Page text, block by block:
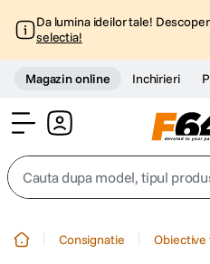
Da lumina ideilor tale!
selectia!
Magazin online Inchirieri
Cauta dupa model, tipul
Consignatie Obiective